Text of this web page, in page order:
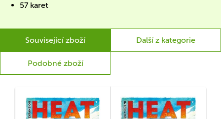
57 karet
Související zboží Další z kategorie
Podobné zboží